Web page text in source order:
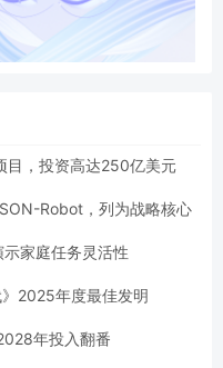
目，投资高达250亿美元
Robot，列为战略核心
家庭任务灵活性
2025年度最佳发明
年投入翻番